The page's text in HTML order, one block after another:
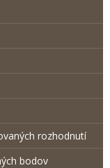
rozhodnutí
bodov